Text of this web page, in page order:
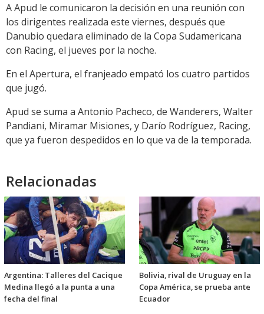
A Apud le comunicaron la decisión en una reunión con
los dirigentes realizada este viernes, después que
Danubio quedara eliminado de la Copa Sudamericana
con Racing, el jueves por la noche.
En el Apertura, el franjeado empató los cuatro partidos
que jugó.
Apud se suma a Antonio Pacheco, de Wanderers, Walter
Pandiani, Miramar Misiones, y Darío Rodríguez, Racing,
que ya fueron despedidos en lo que va de la temporada.
Relacionadas
Argentina: Talleres del Cacique
Medina llegó a la punta a una
fecha del final
Bolivia, rival de Uruguay en la
Copa América, se prueba ante
Ecuador